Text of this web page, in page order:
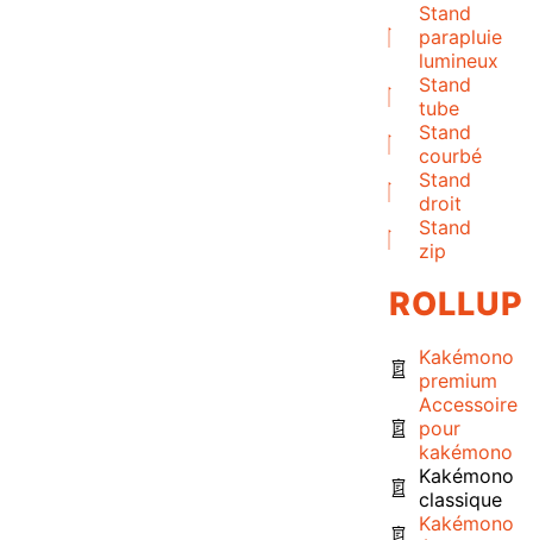
Stand
parapluie
lumineux
Stand
tube
Stand
courbé
Stand
droit
Stand
zip
ROLLUP
Kakémono
premium
Accessoire
pour
kakémono
Kakémono
classique
Kakémono